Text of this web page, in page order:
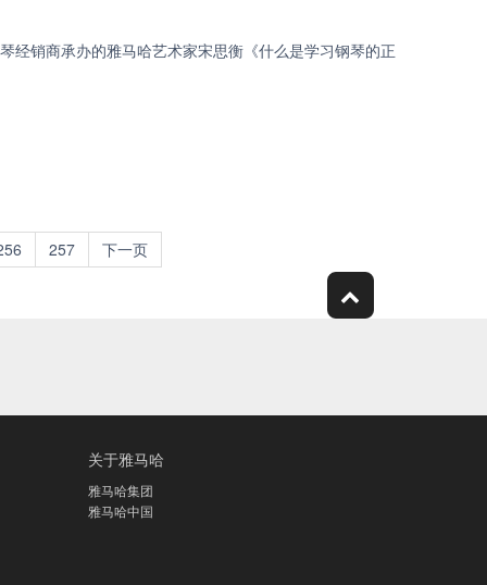
经销商承办的雅马哈艺术家宋思衡《什么是学习钢琴的正
257 下一页
关于雅马哈
雅马哈集团
雅马哈中国